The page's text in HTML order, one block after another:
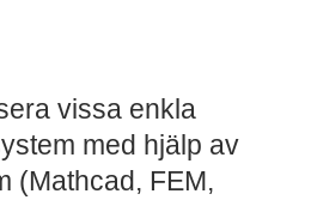
vissa enkla
med hjälp av
(Mathcad, FEM,